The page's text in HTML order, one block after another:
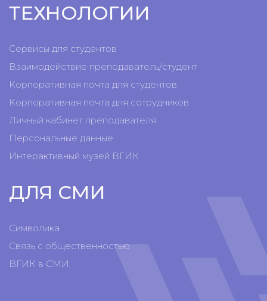
ТЕХНОЛОГИИ
Сервисы для студентов
Взаимодействие преподаватель/студент
Корпоративная почта для студентов
Корпоративная почта для сотрудников
Личный кабинет преподавателя
Персональные данные
Интерактивный музей ВГИК
ДЛЯ СМИ
Символика
Связь с общественностью
ВГИК в СМИ